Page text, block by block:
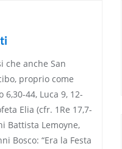
che anche San
proprio come
6,30-44, Luca 9, 12-
Elia (cfr. 1Re 17,7-
Battista Lemoyne,
Bosco: “Era la Festa